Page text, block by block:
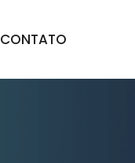
CONTATO